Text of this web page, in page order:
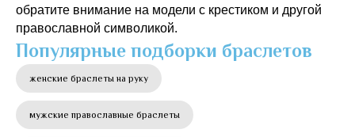
обратите внимание на модели с крестиком и другой
православной символикой.
Популярные подборки браслетов
женские браслеты на руку
мужские православные браслеты